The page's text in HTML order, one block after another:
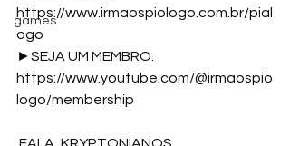
games
https://www.irmaospiologo.com.br/pial
ogo
►SEJA UM MEMBRO:
https://www.youtube.com/@irmaospio
logo/membership